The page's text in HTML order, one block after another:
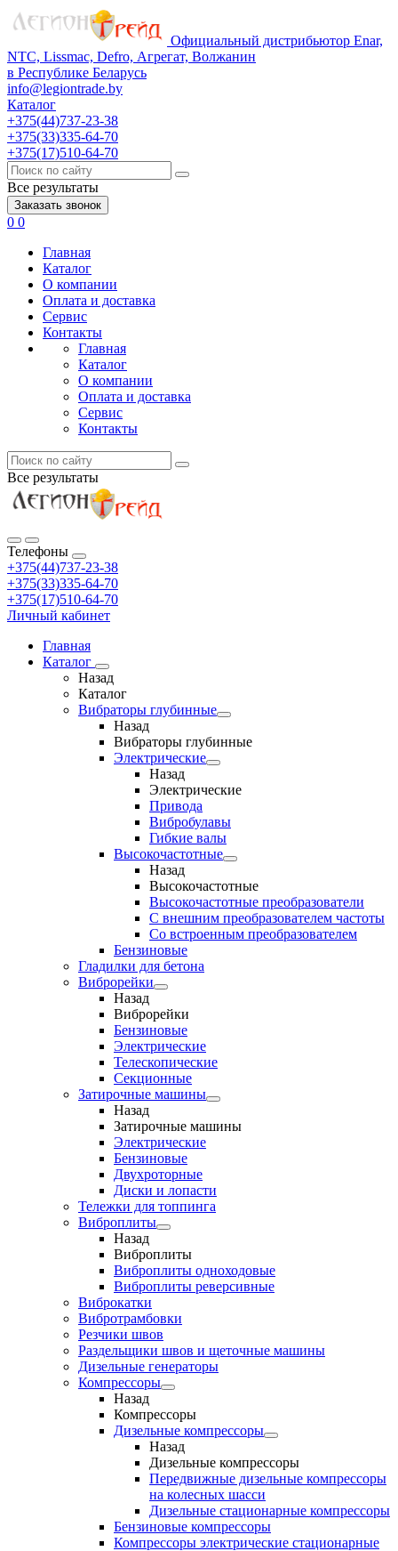
Официальный дистрибьютор Enar,
NTC, Lissmac, Defro, Агрегат, Волжанин
в Республике Беларусь
info@legiontrade.by
Каталог
+375(44)737-23-38
+375(33)335-64-70
+375(17)510-64-70
Все результаты
Заказать звонок
0 0
Главная
Каталог
О компании
Оплата и доставка
Сервис
Контакты
Главная
Каталог
О компании
Оплата и доставка
Сервис
Контакты
Все результаты
Телефоны
+375(44)737-23-38
+375(33)335-64-70
+375(17)510-64-70
Личный кабинет
Главная
Каталог
Назад
Каталог
Вибраторы глубинные
Назад
Вибраторы глубинные
Электрические
Назад
Электрические
Привода
Вибробулавы
Гибкие валы
Высокочастотные
Назад
Высокочастотные
Высокочастотные преобразователи
С внешним преобразователем частоты
Cо встроенным преобразователем
Бензиновые
Гладилки для бетона
Виброрейки
Назад
Виброрейки
Бензиновые
Электрические
Телескопические
Секционные
Затирочные машины
Назад
Затирочные машины
Электрические
Бензиновые
Двухроторные
Диски и лопасти
Тележки для топпинга
Виброплиты
Назад
Виброплиты
Виброплиты одноходовые
Виброплиты реверсивные
Виброкатки
Вибротрамбовки
Резчики швов
Раздельщики швов и щеточные машины
Дизельные генераторы
Компрессоры
Назад
Компрессоры
Дизельные компрессоры
Назад
Дизельные компрессоры
Передвижные дизельные компрессоры
на колесных шасси
Дизельные стационарные компрессоры
Бензиновые компрессоры
Компрессоры электрические стационарные